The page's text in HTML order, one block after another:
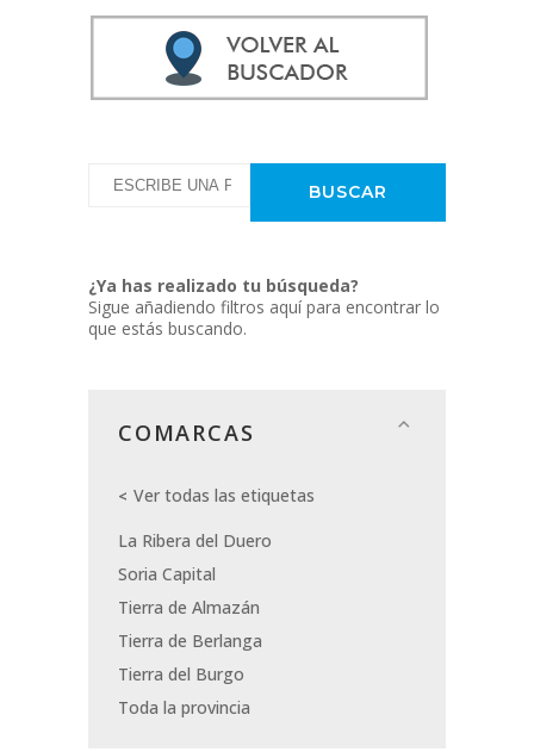
¿Ya has realizado tu búsqueda?
Sigue añadiendo filtros aquí para encontrar lo
que estás buscando.
COMARCAS
Ver todas las etiquetas
La Ribera del Duero
Soria Capital
Tierra de Almazán
Tierra de Berlanga
Tierra del Burgo
Toda la provincia